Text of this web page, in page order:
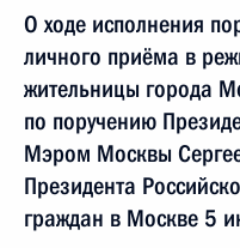
О ходе исполнения
личного приёма в
жительницы города
по поручению
Мэром Москвы
Президента
граждан в Москве 5